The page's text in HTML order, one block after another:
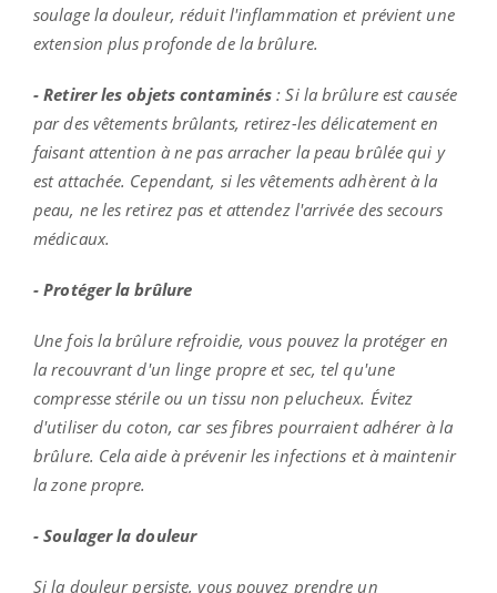
soulage la douleur, réduit l'inflammation et prévient une
extension plus profonde de la brûlure.
- Retirer les objets contaminés: Si la brûlure est causée
par des vêtements brûlants, retirez-les délicatement en
faisant attention à ne pas arracher la peau brûlée qui y
est attachée. Cependant, si les vêtements adhèrent à la
peau, ne les retirez pas et attendez l'arrivée des secours
médicaux.
- Protéger la brûlure
Une fois la brûlure refroidie, vous pouvez la protéger en
la recouvrant d'un linge propre et sec, tel qu'une
compresse stérile ou un tissu non pelucheux. Évitez
d'utiliser du coton, car ses fibres pourraient adhérer à la
brûlure. Cela aide à prévenir les infections et à maintenir
la zone propre.
- Soulager la douleur
Si la douleur persiste, vous pouvez prendre un